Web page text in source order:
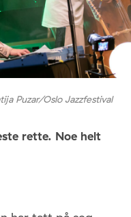
Puzar/Oslo Jazzfestival
rette. Noe helt